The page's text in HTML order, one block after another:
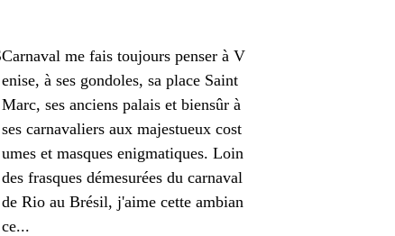
Carnaval me fais toujours penser à V
enise, à ses gondoles, sa place Saint
Marc, ses anciens palais et biensûr à
ses carnavaliers aux majestueux cost
umes et masques enigmatiques. Loin
des frasques démesurées du carnaval
de Rio au Brésil, j'aime cette ambian
ce...